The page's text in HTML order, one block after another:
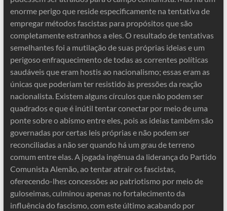
enorme perigo que reside especificamente na tentativa de
empregar métodos fascistas para propósitos que são
completamente estranhos a eles. O resultado de tentativas
semelhantes foi a mutilação de suas próprias ideias e um
perigoso enfraquecimento de todas as correntes políticas
saudáveis ​​que eram hostis ao nacionalismo; essas eram as
únicas que poderiam ter resistido às pressões da reação
nacionalista. Existem alguns círculos que não podem ser
quadrados e que é inútil tentar conectar por meio de uma
ponte sobre o abismo entre eles, pois as ideias também são
governadas por certas leis próprias e não podem ser
reconciliadas a não ser quando há um grau de terreno
comum entre elas. A jogada ingênua da liderança do Partido
Comunista Alemão, ao tentar atrair os fascistas,
oferecendo-lhes concessões ao patriotismo por meio de
guloseimas, culminou apenas no fortalecimento da
influência do fascismo, com este último acabando por